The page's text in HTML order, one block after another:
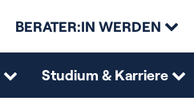
BERATER:IN WERDEN
Studium & Karriere